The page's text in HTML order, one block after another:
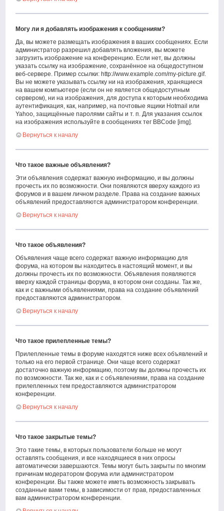
Могу ли я добавлять изображения к сообщениям?
Да, вы можете размещать изображения в ваших сообщениях. Если
администратор разрешил добавлять вложения, вы можете
загрузить изображение на конференцию. Если нет, вы должны
указать ссылку на изображение, сохранённое на общедоступном
веб-сервере. Пример ссылки: http://www.example.com/my-picture.gif.
Вы не можете указывать ссылку ни на изображения, хранящиеся
на вашем компьютере (если он не является общедоступным
сервером), ни на изображения, для доступа к которым необходима
аутентификация, как, например, на почтовые ящики Hotmail или
Yahoo, защищённые паролями сайты и т. п. Для указания ссылок
на изображения используйте в сообщениях тег BBCode [img].
Вернуться к началу
Что такое важные объявления?
Эти объявления содержат важную информацию, и вы должны
прочесть их по возможности. Они появляются вверху каждого из
форумов и в вашем личном разделе. Права на создание важных
объявлений предоставляются администратором конференции.
Вернуться к началу
Что такое объявления?
Объявления чаще всего содержат важную информацию для
форума, на котором вы находитесь в настоящий момент, и вы
должны прочесть их по возможности. Объявления появляются
вверху каждой страницы форума, в котором они созданы. Так же,
как и с важными объявлениями, права на создание объявлений
предоставляются администратором.
Вернуться к началу
Что такое прилепленные темы?
Прилепленные темы в форуме находятся ниже всех объявлений и
только на его первой странице. Они чаще всего содержат
достаточно важную информацию, поэтому вы должны прочесть их
по возможности. Так же, как и с объявлениями, права на создание
прилепленных тем предоставляются администратором
конференции.
Вернуться к началу
Что такое закрытые темы?
Это такие темы, в которых пользователи больше не могут
оставлять сообщения, и все находящиеся в них опросы
автоматически завершаются. Темы могут быть закрыты по многим
причинам модератором форума или администратором
конференции. Вы также можете иметь возможность закрывать
созданные вами темы, в зависимости от прав, предоставленных
вам администратором конференции.